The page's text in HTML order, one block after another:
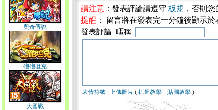
奧奇傳說
砲砲坦克
大國戰
請注意 ：發表評論請遵守 板規 ，否則
提醒 ： 留言將在發表完一分鐘後顯示
發表評論 暱稱
表情符號 上傳圖片 ( 抓圖教學、 貼圖教學 )